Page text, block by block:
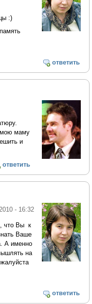
:)
ответить
мою маму
и
ответить
- 16:32
что Вы к
Ваше
А именно
на
ответить